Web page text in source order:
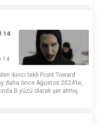
14
14
ikinci tekli Front Toward
daha önce Ağustos 2024’te,
B yüzü olarak şer almış,